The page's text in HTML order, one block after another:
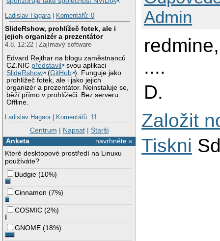
Ladislav Hagara| Komentářů: 0
SlideRshow, prohlížeč fotek, ale i
jejich organizér a prezentátor
4.8. 12:22 | Zajímavý software
Edvard Rejthar na blogu zaměstnanců
CZ.NIC představil
svou aplikaci
SlideRshow
(GitHub ). Funguje jako
prohlížeč fotek, ale i jako jejich
organizér a prezentátor. Neinstaluje se,
běží přímo v prohlížeči. Bez serveru.
Offline.
Ladislav Hagara| Komentářů: 11
Centrum | Napsat| Starší
navrhněte »
Anketa
Které desktopové prostředí na Linuxu
používáte?
Budgie (10%)
Cinnamon (7%)
COSMIC (2%)
GNOME (18%)
Admin
....
D.
Založit
Tiskni